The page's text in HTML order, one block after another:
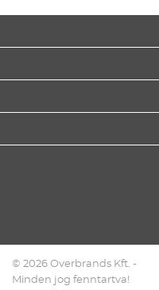
© 2026 Overbrands Kft. -
Minden jog fenntartva!